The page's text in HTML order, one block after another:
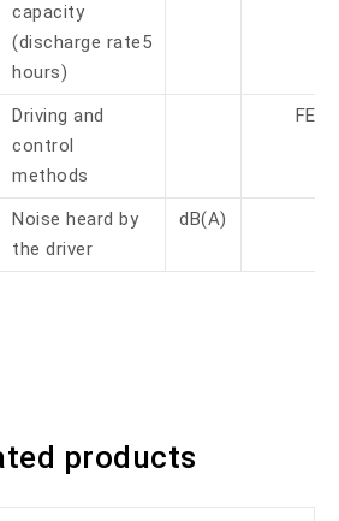
capacity
(discharge rate5
hours)
Driving and
control
methods
FET
Noise heard by
the driver
dB(A)
products